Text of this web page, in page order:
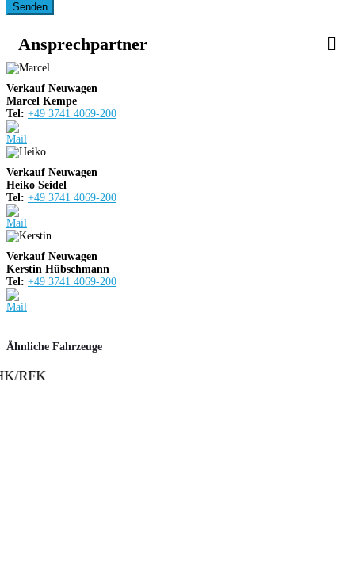
Senden
Ansprechpartner
Verkauf Neuwagen
Marcel Kempe
Tel: +49 3741 4069-200
Verkauf Neuwagen
Heiko Seidel
Tel: +49 3741 4069-200
Verkauf Neuwagen
Kerstin Hübschmann
Tel: +49 3741 4069-200
Ähnliche Fahrzeuge